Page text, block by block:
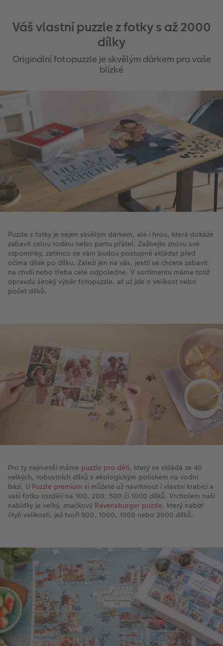
Váš vlastní puzzle z fotky s až 2000
dílky
Originální fotopuzzle je skvělým dárkem pro vaše
blízké
Puzzle z fotky je nejen skvělým dárkem, ale i hrou, která dokáže
zabavit celou rodinu nebo partu přátel. Zažívejte znovu své
vzpomínky, zatímco se vám budou postupně skládat před
očima dílek po dílku. Záleží jen na vás, jestli se chcete zabavit
na chvíli nebo třeba celé odpoledne. V sortimentu máme totiž
opravdu široký výběr fotopuzzle, ať už jde o velikost nebo
počet dílků.
Pro ty nejmenší máme puzzle pro děti, který se skládá ze 40
velkých, robustních dílků s ekologickým potiskem na vodní
bázi. U Puzzle premium si můžete už navrhnout i vlastní krabici a
vaši fotku rozdělí na 100, 200, 500 či 1000 dílků. Vrcholem naší
nabídky je velký, značkový Ravensburger puzzle, který nabízí
čtyři velikosti, jež tvoří 500, 1000, 1500 nebo 2000 dílků.